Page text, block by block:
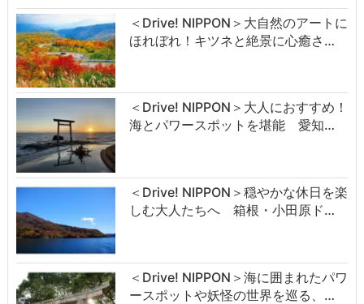
＜Drive! NIPPON＞大自然のアートに
ほれぼれ！キツネと絶景に心癒さ…
＜Drive! NIPPON＞大人におすすめ！
海とパワースポットを堪能 愛知…
＜Drive! NIPPON＞穏やかな休日を楽
しむ大人たちへ 箱根・小田原ド…
＜Drive! NIPPON＞海に囲まれたパワ
ースポットや妖怪の世界を巡る、…